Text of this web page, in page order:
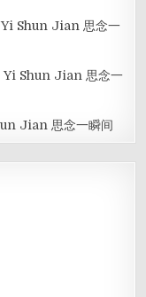
Shun Jian 思念一
Shun Jian 思念一
Jian 思念一瞬间